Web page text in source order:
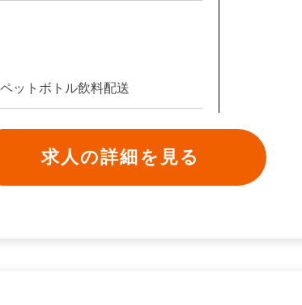
ットボトル飲料配送
求人の詳細を見る